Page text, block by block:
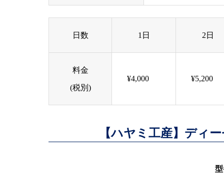
日数 1日 2日
料金
(税別)
¥4,000 ¥5,200
【ハヤミ工産】ディ